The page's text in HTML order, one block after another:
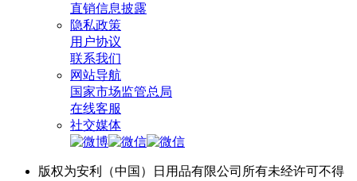
直销信息披露
隐私政策
用户协议
联系我们
网站导航
国家市场监管总局
在线客服
社交媒体
版权为安利（中国）日用品有限公司所有未经许可不得